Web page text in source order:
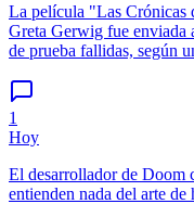
La película "Las Crónicas
Greta Gerwig fue enviada
de prueba fallidas, según
1
Hoy
El desarrollador de
entienden nada del arte